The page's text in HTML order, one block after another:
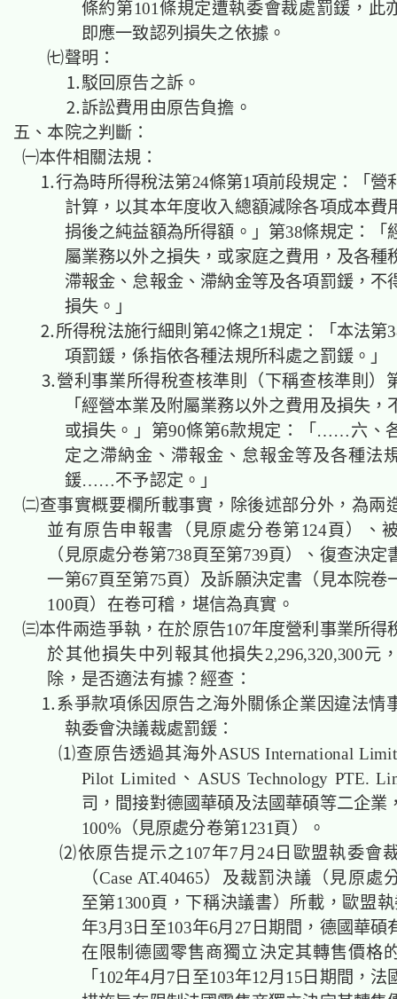
條約第101條規定遭執委會裁處罰鍰，此
即應一致認列損失之依據。
㈦聲明：
⒈駁回原告之訴。
⒉訴訟費用由原告負擔。
五、本院之判斷：
㈠本件相關法規：
⒈行為時所得稅法第24條第1項前段規定：「營
計算，以其本年度收入總額減除各項成本費
捐後之純益額為所得額。」第38條規定：「
屬業務以外之損失，或家庭之費用，及各種
滯報金、怠報金、滯納金等及各項罰鍰，不
損失。」
⒉所得稅法施行細則第42條之1規定：「本法第
項罰鍰，係指依各種法規所科處之罰鍰。」
⒊營利事業所得稅查核準則（下稱查核準則）
「經營本業及附屬業務以外之費用及損失，
或損失。」第90條第6款規定：「……六、
定之滯納金、滯報金、怠報金等及各種法
鍰……不予認定。」
㈡查事實概要欄所載事實，除後述部分外，為兩
並有原告申報書（見原處分卷第124頁）、
（見原處分卷第738頁至第739頁）、復查決定
一第67頁至第75頁）及訴願決定書（見本院卷
100頁）在卷可稽，堪信為真實。
㈢本件兩造爭執，在於原告107年度營利事業所得
於其他損失中列報其他損失2,296,320,300元
除，是否適法有據？經查：
⒈系爭款項係因原告之海外關係企業因違法情
執委會決議裁處罰鍰：
⑴查原告透過其海外ASUS International
Pilot Limited、ASUS Technology PTE.
司，間接對德國華碩及法國華碩等二企業
100%（見原處分卷第1231頁）。
⑵依原告提示之107年7月24日歐盟執委會裁
（Case AT.40465）及裁罰決議（見原處
至第1300頁，下稱決議書）所載，歐盟
年3月3日至103年6月27日期間，德國華碩
在限制德國零售商獨立決定其轉售價格
「102年4月7日至103年12月15日期間，